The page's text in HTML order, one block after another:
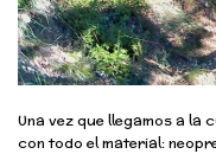
Una vez que llegamos a la
con todo el material: